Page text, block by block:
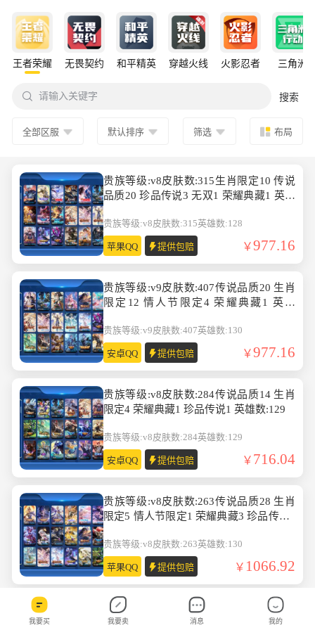
王者荣耀 无畏契约 和平精英 穿越火线 火影忍者 三角洲
 请输入关键字 搜索
全部区服 默认排序 筛选 布局
贵族等级:v8皮肤数:315生肖限定10 传说
品质20 珍品传说3 无双1 荣耀典藏1 英雄
贵族等级:v8皮肤数:315英雄数:128
苹果QQ 提供包赔 977.16
贵族等级:v9皮肤数:407传说品质20 生肖
限定12 情人节限定4 荣耀典藏1 英雄
贵族等级:v9皮肤数:407英雄数:130
安卓QQ 提供包赔 977.16
贵族等级:v8皮肤数:284传说品质14 生肖
限定4 荣耀典藏1 珍品传说1 英雄数:129
贵族等级:v8皮肤数:284英雄数:129
安卓QQ 提供包赔 716.04
贵族等级:v8皮肤数:263传说品质28 生肖
限定5 情人节限定1 荣耀典藏3 珍品传说4
贵族等级:v8皮肤数:263英雄数:130
苹果QQ 提供包赔 1066.92
贵族等级:v8皮肤数:422生肖限定8 情人节
限定3 传说品质25 荣耀典藏3 珍品传说1
我要买 我要卖 消息 我的